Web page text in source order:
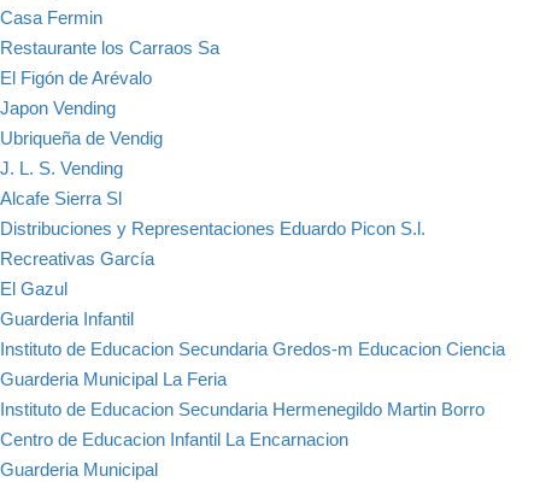
Casa Fermin
Restaurante los Carraos Sa
El Figón de Arévalo
Japon Vending
Ubriqueña de Vendig
J. L. S. Vending
Alcafe Sierra Sl
Distribuciones y Representaciones Eduardo Picon S.l.
Recreativas García
El Gazul
Guarderia Infantil
Instituto de Educacion Secundaria Gredos-m Educacion Ciencia
Guarderia Municipal La Feria
Instituto de Educacion Secundaria Hermenegildo Martin Borro
Centro de Educacion Infantil La Encarnacion
Guarderia Municipal